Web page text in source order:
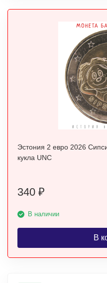
Эстония 2 евро 2026
кукла UNC
340 ₽
В наличии
В